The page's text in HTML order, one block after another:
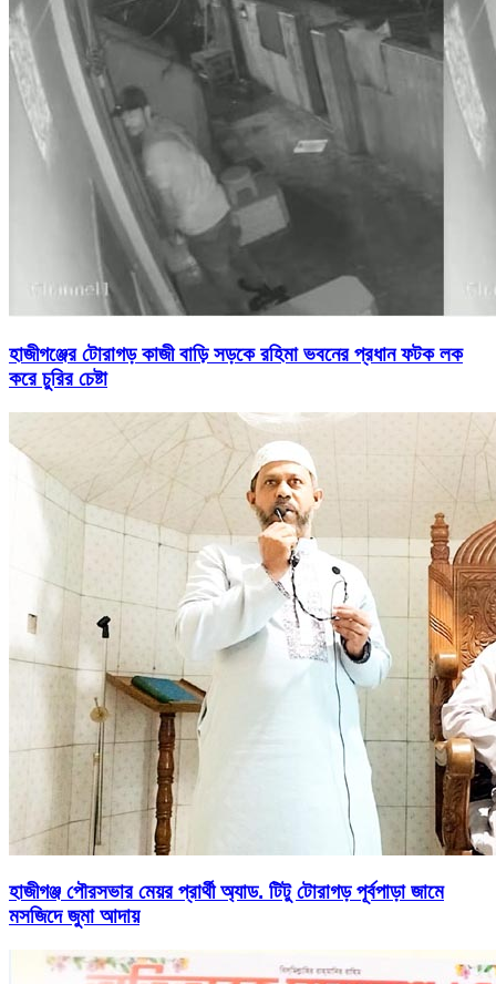
হাজীগঞ্জের টোরাগড় কাজী বাড়ি সড়কে রহিমা ভবনের প্রধান ফটক লক
করে চুরির চেষ্টা
হাজীগঞ্জ পৌরসভার মেয়র প্রার্থী অ্যাড. টিটু টোরাগড় পূর্বপাড়া জামে
মসজিদে জুমা আদায়